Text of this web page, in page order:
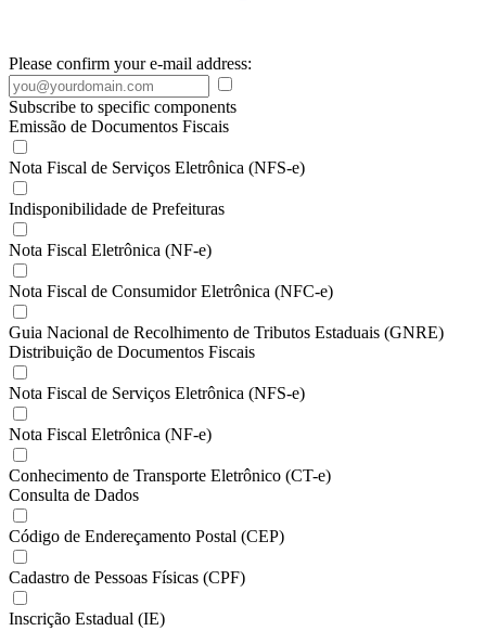
Please confirm your e-mail address:
Subscribe to specific components
Emissão de Documentos Fiscais
Nota Fiscal de Serviços Eletrônica (NFS-e)
Indisponibilidade de Prefeituras
Nota Fiscal Eletrônica (NF-e)
Nota Fiscal de Consumidor Eletrônica (NFC-e)
Guia Nacional de Recolhimento de Tributos Estaduais (GNRE)
Distribuição de Documentos Fiscais
Nota Fiscal de Serviços Eletrônica (NFS-e)
Nota Fiscal Eletrônica (NF-e)
Conhecimento de Transporte Eletrônico (CT-e)
Consulta de Dados
Código de Endereçamento Postal (CEP)
Cadastro de Pessoas Físicas (CPF)
Inscrição Estadual (IE)